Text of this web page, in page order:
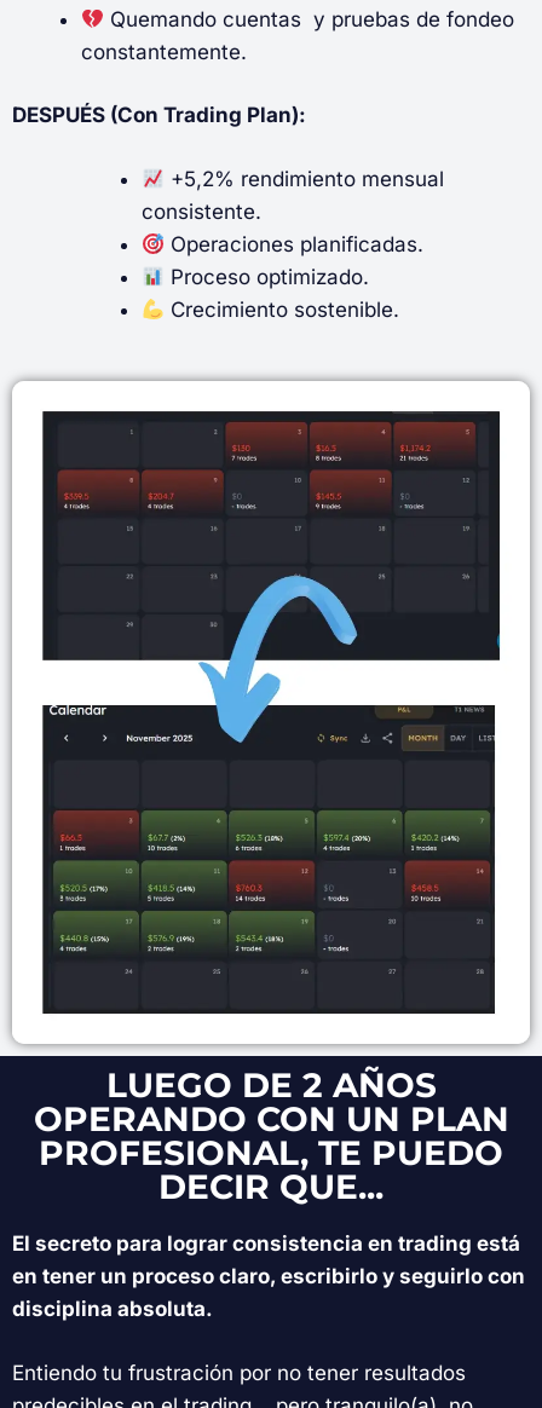
Quemando cuentas y pruebas de fondeo
constantemente.
DESPUÉS (Con Trading Plan):
+5,2% rendimiento mensual
consistente.
Operaciones planificadas.
Proceso optimizado.
Crecimiento sostenible.
LUEGO DE 2 AÑOS
OPERANDO CON UN PLAN
PROFESIONAL, TE PUEDO
DECIR QUE...
El secreto para lograr consistencia en trading está
en tener un proceso claro, escribirlo y seguirlo con
disciplina absoluta.
Entiendo tu frustración por no tener resultados